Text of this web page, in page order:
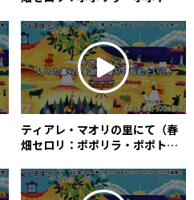
Hummingbird (Céleri
Haruhata)
ティアレ・マオリの里にて（春
畑セロリ：ポポリラ・ポポトリ
Filled with the Scent of Tiare
Maori